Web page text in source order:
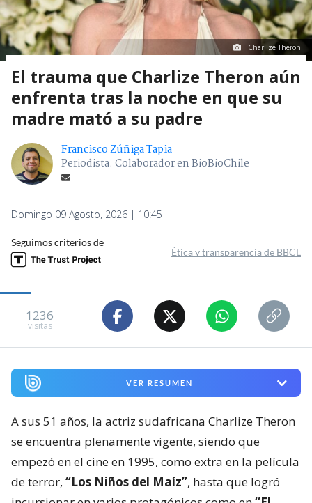
Charlize Theron
El trauma que Charlize Theron aún
enfrenta tras la noche en que su
madre mató a su padre
Francisco Zúñiga Tapia
Periodista. Colaborador en BioBioChile
Domingo 09 Agosto, 2026 | 10:45
Seguimos criterios de
Ética y transparencia de BBCL
1236
visitas
VER RESUMEN
A sus 51 años, la actriz sudafricana Charlize Theron
se encuentra plenamente vigente, siendo que
empezó en el cine en 1995, como extra en la película
de terror, “Los Niños del Maíz”, hasta que logró